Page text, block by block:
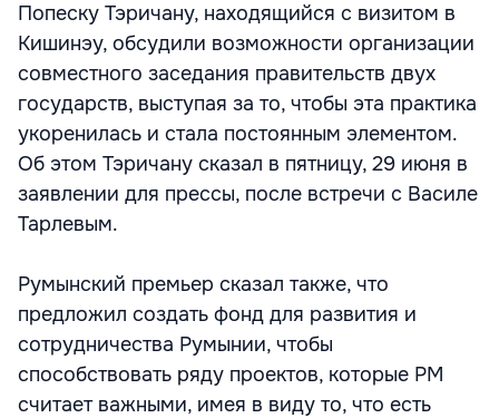
Попеску Тэричану, находящийся с визитом в
Кишинэу, обсудили возможности организации
совместного заседания правительств двух
государств, выступая за то, чтобы эта практика
укоренилась и стала постоянным элементом.
Об этом Тэричану сказал в пятницу, 29 июня в
заявлении для прессы, после встречи с Василе
Тарлевым.
Румынский премьер сказал также, что
предложил создать фонд для развития и
сотрудничества Румынии, чтобы
способствовать ряду проектов, которые РМ
считает важными, имея в виду то, что есть